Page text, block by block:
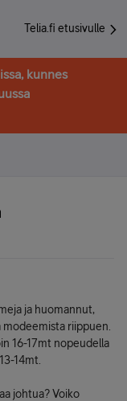
Telia.fi etusivulle
kunnes
ja huomannut,
riippuen.
16-17mt nopeudella
14mt.
johtua? Voiko